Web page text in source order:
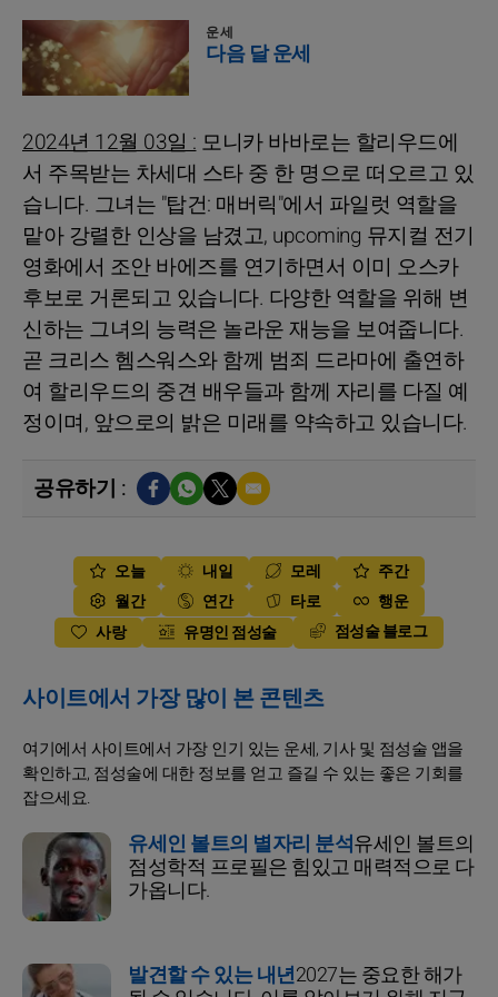
운세
다음 달 운세
2024년 12월 03일 :모니카 바바로는 할리우드에
서 주목받는 차세대 스타 중 한 명으로 떠오르고 있
습니다. 그녀는 "탑건: 매버릭"에서 파일럿 역할을
맡아 강렬한 인상을 남겼고, upcoming 뮤지컬 전기
영화에서 조안 바에즈를 연기하면서 이미 오스카
후보로 거론되고 있습니다. 다양한 역할을 위해 변
신하는 그녀의 능력은 놀라운 재능을 보여줍니다.
곧 크리스 헴스워스와 함께 범죄 드라마에 출연하
여 할리우드의 중견 배우들과 함께 자리를 다질 예
정이며, 앞으로의 밝은 미래를 약속하고 있습니다.
공유하기 :
오늘 내일 모레
주간
월간
연간 타로
행운
사랑
유명인 점성술 점성술 블로그
사이트에서 가장 많이 본 콘텐츠
여기에서 사이트에서 가장 인기 있는 운세, 기사 및 점성술 앱을
확인하고, 점성술에 대한 정보를 얻고 즐길 수 있는 좋은 기회를
잡으세요.
유세인 볼트의 별자리 분석유세인 볼트의
점성학적 프로필은 힘있고 매력적으로 다
가옵니다.
발견할 수 있는 내년2027는 중요한 해가